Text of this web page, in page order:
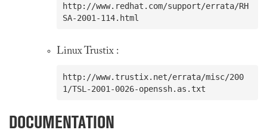
http://www.redhat.com/support/errata/RH
Linux Trustix :
http://www.trustix.net/errata/misc/200
DOCUMENTATION